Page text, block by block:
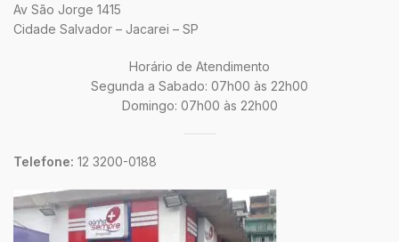
Av São Jorge 1415
Cidade Salvador – Jacarei – SP
Horário de Atendimento
Segunda a Sabado: 07h00 às 22h00
Domingo: 07h00 às 22h00
Telefone: 12 3200-0188